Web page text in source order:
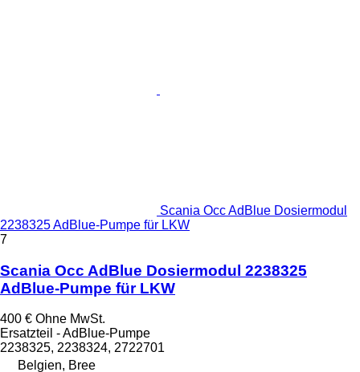
Scania Occ AdBlue Dosiermodul
2238325 AdBlue-Pumpe für LKW
7
Scania Occ AdBlue Dosiermodul 2238325
AdBlue-Pumpe für LKW
400 € Ohne MwSt.
Ersatzteil - AdBlue-Pumpe
2238325, 2238324, 2722701
Belgien, Bree